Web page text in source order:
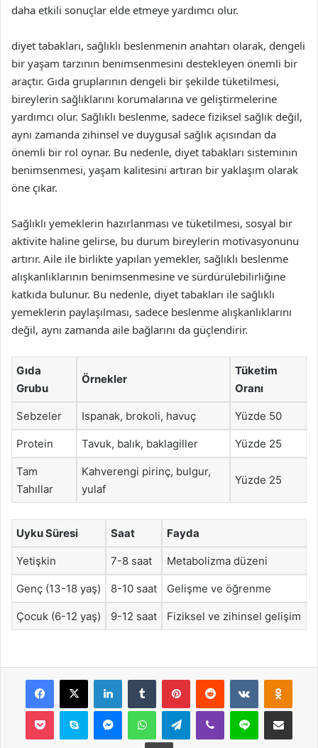
daha etkili sonuçlar elde etmeye yardımcı olur.
diyet tabakları, sağlıklı beslenmenin anahtarı olarak, dengeli
bir yaşam tarzının benimsenmesini destekleyen önemli bir
araçtır. Gıda gruplarının dengeli bir şekilde tüketilmesi,
bireylerin sağlıklarını korumalarına ve geliştirmelerine
yardımcı olur. Sağlıklı beslenme, sadece fiziksel sağlık değil,
aynı zamanda zihinsel ve duygusal sağlık açısından da
önemli bir rol oynar. Bu nedenle, diyet tabakları sisteminin
benimsenmesi, yaşam kalitesini artıran bir yaklaşım olarak
öne çıkar.
Sağlıklı yemeklerin hazırlanması ve tüketilmesi, sosyal bir
aktivite haline gelirse, bu durum bireylerin motivasyonunu
artırır. Aile ile birlikte yapılan yemekler, sağlıklı beslenme
alışkanlıklarının benimsenmesine ve sürdürülebilirliğine
katkıda bulunur. Bu nedenle, diyet tabakları ile sağlıklı
yemeklerin paylaşılması, sadece beslenme alışkanlıklarını
değil, aynı zamanda aile bağlarını da güçlendirir.
Gıda
Grubu
Örnekler
Tüketim
Oranı
Sebzeler Ispanak, brokoli, havuç Yüzde 50
Protein Tavuk, balık, baklagiller Yüzde 25
Tam
Tahıllar
Kahverengi pirinç, bulgur,
yulaf
Yüzde 25
Uyku Süresi Saat Fayda
Yetişkin 7-8 saat Metabolizma düzeni
Genç (13-18 yaş) 8-10 saat Gelişme ve öğrenme
Çocuk (6-12 yaş) 9-12 saat Fiziksel ve zihinsel gelişim
Facebook
X LinkedInTumblr PinterestReddit VKontakte
Pocket Skype MessengerWhatsAppTelegramViber Line E-Posta ile
Yazdır